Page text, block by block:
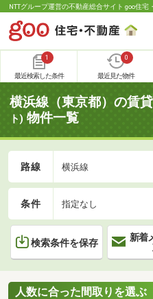
NTTグループ運営の不動産総合サイト goo住宅
1
最近検索した条件
0
最近見た物件
横浜線（東京都）の賃
ト) 物件一覧
路線 横浜線
条件 指定なし
検索条件を保存
新着
人数に合った間取りを選ぶ